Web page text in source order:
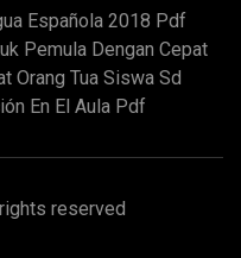
Española 2018 Pdf
Pemula Dengan Cepat
Orang Tua Siswa Sd
En El Aula Pdf
reserved